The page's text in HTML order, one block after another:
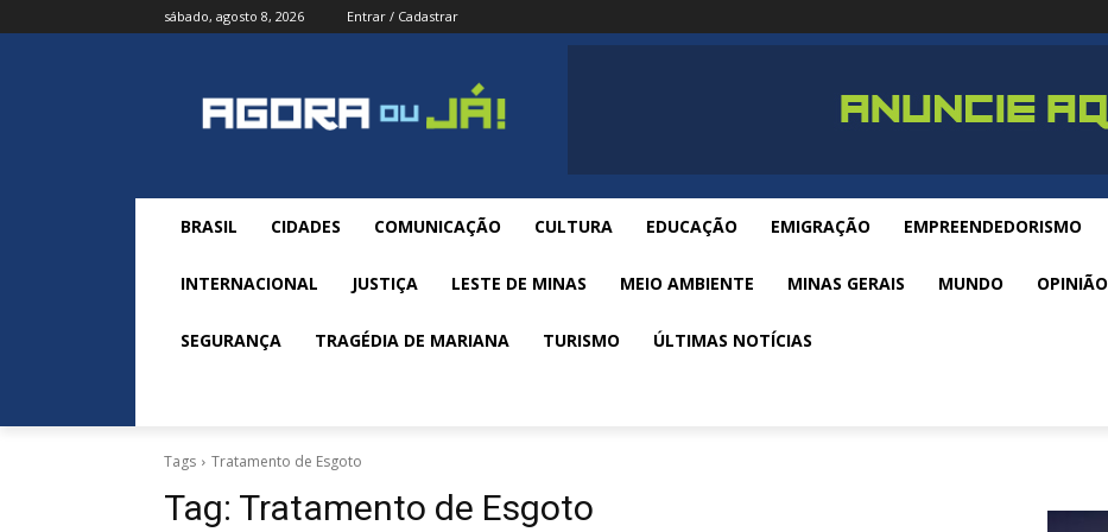
sábado, agosto 8, 2026 Entrar / Cadastrar
BRASIL CIDADES COMUNICAÇÃO CULTURA EDUCAÇÃO EMIGRAÇÃO EMPREENDEDORISMO
INTERNACIONAL JUSTIÇA LESTE DE MINAS MEIO AMBIENTE MINAS GERAIS MUNDO OPINIÃO
SEGURANÇA TRAGÉDIA DE MARIANA TURISMO ÚLTIMAS NOTÍCIAS
Tags Tratamento de Esgoto
Tag: Tratamento de Esgoto